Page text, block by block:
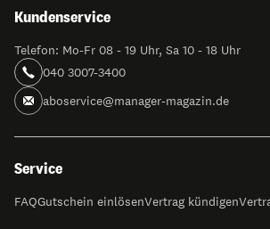
Kundenservice
Telefon: Mo-Fr 08 - 19 Uhr, Sa 10 - 18 Uhr
040 3007-3400
aboservice@manager-magazin.de
Service
FAQGutschein einlösenVertrag kündigen